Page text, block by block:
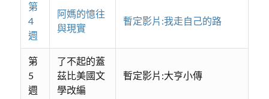
第
4
週
阿媽的憶往
與現實
暫定影片:我走自己的路
第
5
週
了不起的蓋
茲比美國文
學改編
暫定影片:大亨小傳